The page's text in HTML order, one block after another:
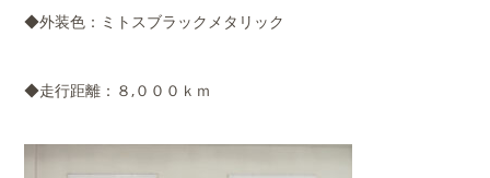
◆外装色：ミトスブラックメタリック
◆走行距離：８,０００ｋｍ